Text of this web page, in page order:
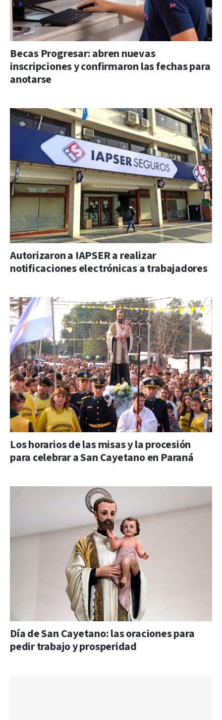
Becas Progresar: abren nuevas
inscripciones y confirmaron las fechas para
anotarse
Autorizaron a IAPSER a realizar
notificaciones electrónicas a trabajadores
Los horarios de las misas y la procesión
para celebrar a San Cayetano en Paraná
Día de San Cayetano: las oraciones para
pedir trabajo y prosperidad